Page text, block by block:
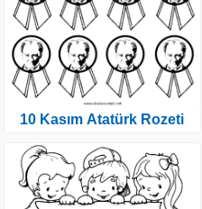
10 Kasım Atatürk Rozeti